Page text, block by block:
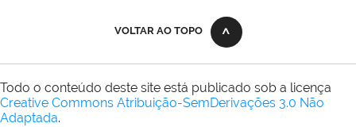
VOLTAR AO TOPO
Todo o conteúdo deste site está publicado sob a licença
Creative Commons Atribuição-SemDerivações 3.0 Não
Adaptada.